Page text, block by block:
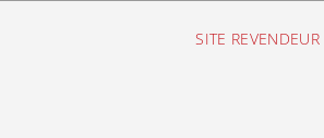
SITE REVENDEUR